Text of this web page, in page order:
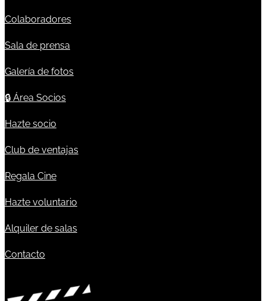
Colaboradores
Sala de prensa
Galería de fotos
🔒 Área Socios
Hazte socio
Club de ventajas
Regala Cine
Hazte voluntario
Alquiler de salas
Contacto